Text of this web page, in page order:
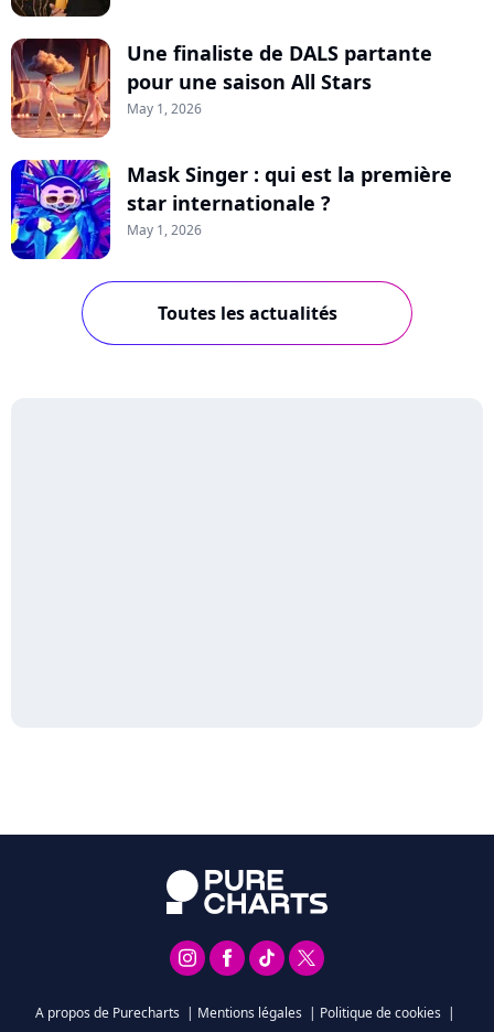
Une finaliste de DALS partante
pour une saison All Stars
May 1, 2026
Mask Singer : qui est la première
star internationale ?
May 1, 2026
Toutes les actualités
A propos de Purecharts | Mentions légales | Politique de cookies |